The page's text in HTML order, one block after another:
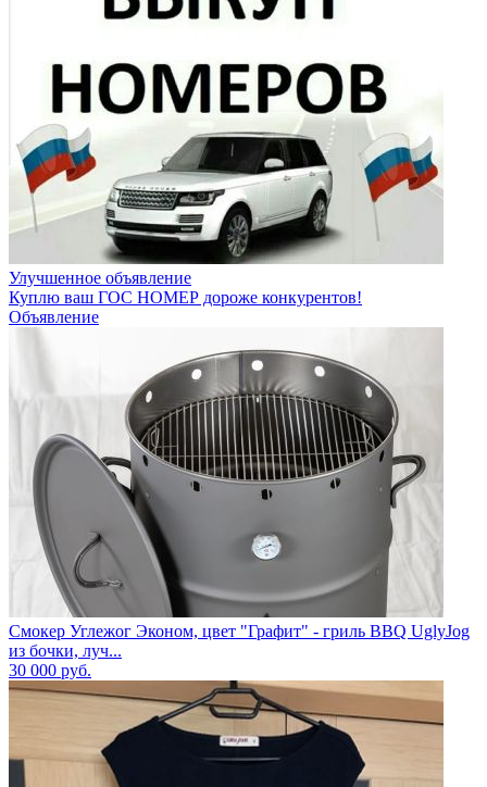
Улучшенное объявление
Куплю ваш ГОС НОМЕР дороже конкурентов!
Объявление
Смокер Углежог Эконом, цвет "Графит" - гриль BBQ UglyJog
из бочки, луч...
30 000 руб.